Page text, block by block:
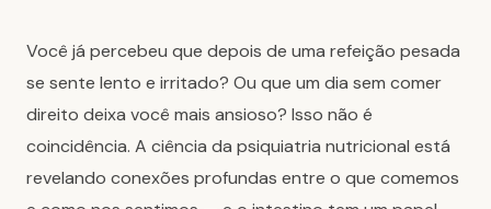
Você já percebeu que depois de uma refeição pesada
se sente lento e irritado? Ou que um dia sem comer
direito deixa você mais ansioso? Isso não é
coincidência. A ciência da psiquiatria nutricional está
revelando conexões profundas entre o que comemos